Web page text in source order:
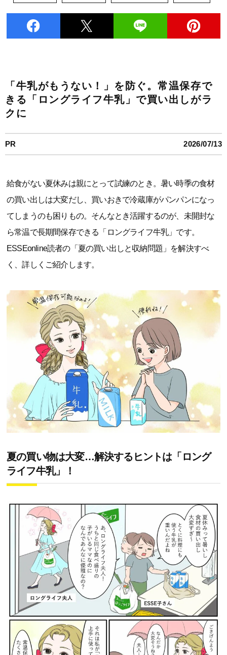
「牛乳がもうない！」を防ぐ。常温保存で
きる「ロングライフ牛乳」で買い出しがラ
クに
PR 2026/07/13
給食がない夏休みは親にとって試練のとき。暑い時季の食材
の買い出しは大変だし、買いおきで冷蔵庫がパンパンになっ
てしまうのも困りもの。そんなとき活躍するのが、未開封な
ら常温で長期間保存できる「ロングライフ牛乳」です。
ESSEonline読者の「夏の買い出しと収納問題」を解決すべ
く、詳しくご紹介します。
夏の買い物は大変…解決するヒントは「ロング
ライフ牛乳」！